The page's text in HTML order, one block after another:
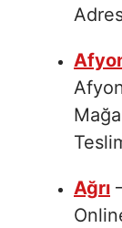
Ağrı